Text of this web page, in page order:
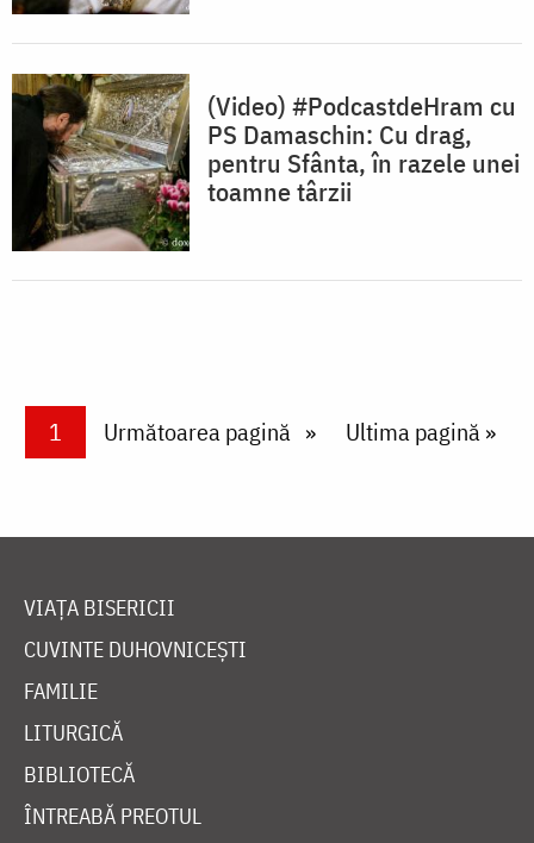
(Video) #PodcastdeHram cu
PS Damaschin: Cu drag,
pentru Sfânta, în razele unei
toamne târzii
PaginareCurrent page
1 Next page
Următoarea pagină Last page
Ultima pagină »
VIAȚA BISERICII
CUVINTE DUHOVNICEȘTI
FAMILIE
LITURGICĂ
BIBLIOTECĂ
ÎNTREABĂ PREOTUL